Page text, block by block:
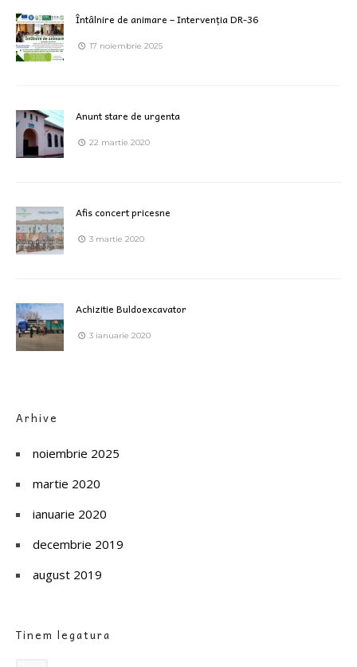
Întâlnire de animare – Intervenția DR-36
17 noiembrie 2025
Anunt stare de urgenta
22 martie 2020
Afis concert pricesne
3 martie 2020
Achizitie Buldoexcavator
3 ianuarie 2020
Arhive
noiembrie 2025
martie 2020
ianuarie 2020
decembrie 2019
august 2019
Tinem legatura